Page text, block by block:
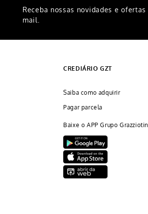
Receba nossas novidades e ofertas
mail.
CREDIÁRIO GZT
Saiba como adquirir
Pagar parcela
Baixe o APP Grupo